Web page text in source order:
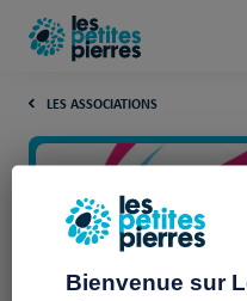
LES ASSOCIATIONS
Bienvenue sur